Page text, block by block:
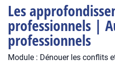
Les
professionnels |
professionnels
Module : Dénouer les conflits